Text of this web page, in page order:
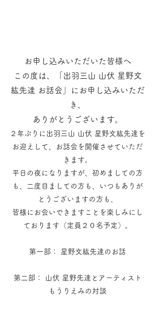
お申し込みいただいた皆様へ
​この度は、「出羽三山 山伏 星野文
紘先達 お話会」にお申し込みいただ
き、
ありがとうございます。
２年ぶりに出羽三山 山伏 星野文紘先達を
お迎えして、お話会を開催させていただ
きます。
平日の夜になりますが、初めましての方
も、二度目ましての方も、いつもありが
とうございますの方も、
皆様にお会いできますことを楽しみにし
ております（定員２０名予定）。
第一部： 星野文紘先達のお話
第二部： 山伏 星野先達とアーティスト
もうりえみの対談